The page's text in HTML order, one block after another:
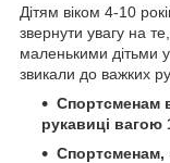
Дітям віком 4-10
звернути увагу на
маленькими дітьми
звикали до важких
Спортсменам
рукавиці вагою
Спортсменам,